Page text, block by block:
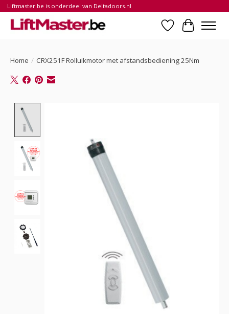
Liftmaster.be is onderdeel van Deltadoors.nl
Verlanglijst
Home / CRX251F Rolluikmotor met afstandsbediening 25Nm